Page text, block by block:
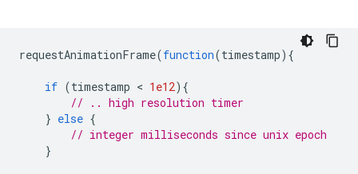
requestAnimationFrame(function(timestamp){
if (timestamp < 1e12){
// .. high resolution timer
} else {
// integer milliseconds since unix epoch
}